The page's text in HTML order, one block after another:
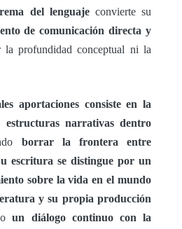
del lenguajeconvierte su
de comunicación directa y
la profundidad conceptual ni la
aportaciones consiste en la
estructuras narrativas dentro
borrar la frontera entre
escritura se distingue por un
sobre la vida en el mundo
y su propia producción
un diálogo continuo con la